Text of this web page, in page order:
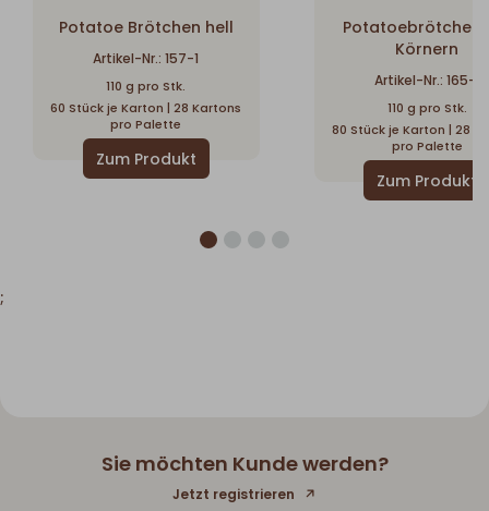
Potatoe Brötchen hell
Artikel-Nr.: 157-1
110 g pro Stk.
60 Stück je Karton | 28 Kartons
pro Palette
Potatoebrötchen
Körnern
Artikel-Nr.: 165-1
110 g pro Stk.
80 Stück je Karton | 28
pro Palette
;
Sie möchten Kunde werden?
Jetzt registrieren